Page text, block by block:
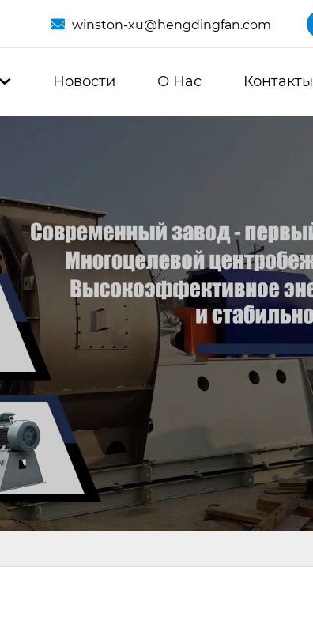
 winston-xu@hengdingfan.com
Новости О Нас Контакты